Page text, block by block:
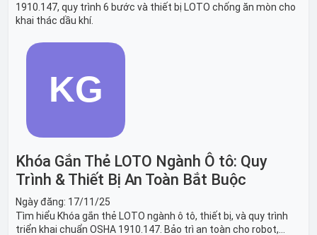
1910.147, quy trình 6 bước và thiết bị LOTO chống ăn mòn cho
khai thác dầu khí.
Khóa Gắn Thẻ LOTO Ngành Ô tô: Quy
Trình & Thiết Bị An Toàn Bắt Buộc
Ngày đăng: 17/11/25
Tìm hiểu Khóa gắn thẻ LOTO ngành ô tô, thiết bị, và quy trình
triển khai chuẩn OSHA 1910.147. Bảo trì an toàn cho robot,